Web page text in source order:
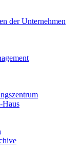
der Unternehmen
Haus